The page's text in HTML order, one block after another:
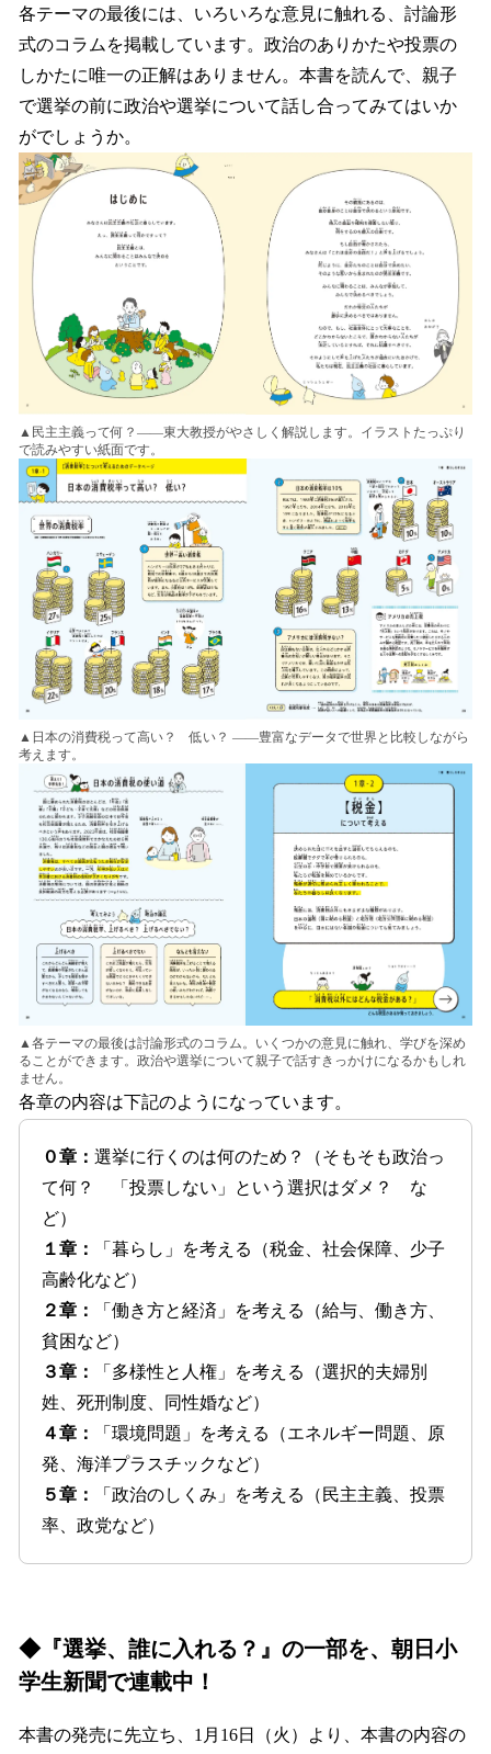
各テーマの最後には、いろいろな意見に触れる、討論形
式のコラムを掲載しています。政治のありかたや投票の
しかたに唯一の正解はありません。本書を読んで、親子
で選挙の前に政治や選挙について話し合ってみてはいか
がでしょうか。
▲民主主義って何？――東大教授がやさしく解説します。イラストたっぷり
で読みやすい紙面です。
▲日本の消費税って高い？ 低い？ ――豊富なデータで世界と比較しながら
考えます。
▲各テーマの最後は討論形式のコラム。いくつかの意見に触れ、学びを深め
ることができます。政治や選挙について親子で話すきっかけになるかもしれ
ません。
各章の内容は下記のようになっています。
０章： 選挙に行くのは何のため？（そもそも政治っ
て何？ 「投票しない」という選択はダメ？ な
ど）
１章：
「暮らし」を考える（税金、社会保障、少子
高齢化など）
２章：
「働き方と経済」を考える（給与、働き方、
貧困など）
３章：
「多様性と人権」を考える（選択的夫婦別
姓、死刑制度、同性婚など）
４章：
「環境問題」を考える（エネルギー問題、原
発、海洋プラスチックなど）
５章：
「政治のしくみ」を考える（民主主義、投票
率、政党など）
◆『選挙、誰に入れる？』の一部を、朝日小
学生新聞で連載中！
本書の発売に先立ち、1月16日（火）より、本書の内容の